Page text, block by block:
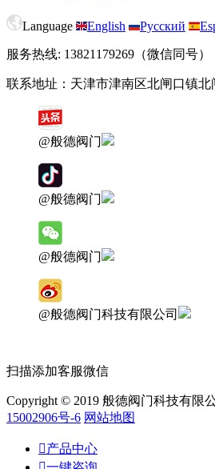
Language English Русский
服务热线: 13821179269（微信同号）
联系地址：天津市津南区北闸口镇
@般德阀门
@般德阀门
@般德阀门
@般德阀门科技有限公司
扫描添加客服微信
Copyright © 2019 般德阀门科技有限
15002906号-6 网站地图
产品中心